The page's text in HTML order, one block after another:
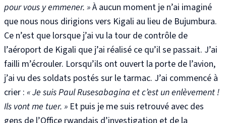
pour vous y emmener. »À aucun moment je n’ai imaginé
que nous nous dirigions vers Kigali au lieu de Bujumbura.
Ce n’est que lorsque j’ai vu la tour de contrôle de
l’aéroport de Kigali que j’ai réalisé ce qu’il se passait. J’ai
failli m’écrouler. Lorsqu’ils ont ouvert la porte de l’avion,
j’ai vu des soldats postés sur le tarmac. J’ai commencé à
crier : « Je suis Paul Rusesabagina et c’est un enlèvement !
Ils vont me tuer. » Et puis je me suis retrouvé avec des